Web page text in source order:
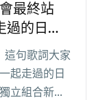
最終站
過的日
這句歌詞大家
起走過的日
立組合新青